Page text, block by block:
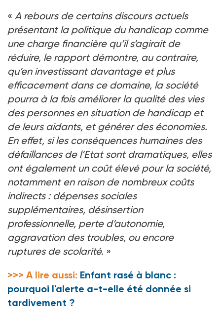
« A rebours de certains discours actuels
présentant la politique du handicap comme
une charge financière qu’il s’agirait de
réduire, le rapport démontre, au contraire,
qu’en investissant davantage et plus
efficacement dans ce domaine, la société
pourra à la fois améliorer la qualité des vies
des personnes en situation de handicap et
de leurs aidants, et générer des économies.
En effet, si les conséquences humaines des
défaillances de l’Etat sont dramatiques, elles
ont également un coût élevé pour la société,
notamment en raison de nombreux coûts
indirects : dépenses sociales
supplémentaires, désinsertion
professionnelle, perte d’autonomie,
aggravation des troubles, ou encore
ruptures de scolarité. »
>>> A lire aussi: Enfant rasé à blanc :
pourquoi l'alerte a-t-elle été donnée si
tardivement ?